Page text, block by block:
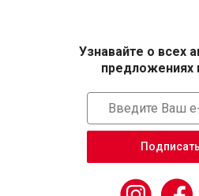
Узнавайте о всех
предложениях